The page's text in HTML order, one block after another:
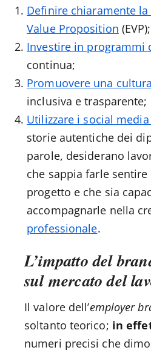
Definire chiaramente
Value Proposition (EVP);
Investire in programmi
continua;
Promuovere una
inclusiva e trasparente;
Utilizzare i social
storie autentiche dei
parole, desiderano
che sappia farle
progetto e che sia
accompagnarle nella
professionale.
L’impatto del
sul mercato del
Il valore dell’employer
soltanto teorico; in
numeri precisi che